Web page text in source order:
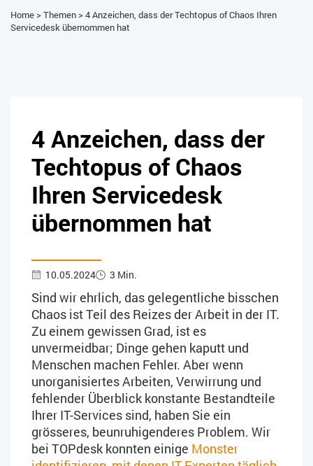
Home>Themen>4 Anzeichen, dass der Techtopus of Chaos Ihren
Servicedesk übernommen hat
4 Anzeichen, dass der
Techtopus of Chaos
Ihren Servicedesk
übernommen hat
10.05.2024 3 Min.
Sind wir ehrlich, das gelegentliche bisschen
Chaos ist Teil des Reizes der Arbeit in der IT.
Zu einem gewissen Grad, ist es
unvermeidbar; Dinge gehen kaputt und
Menschen machen Fehler. Aber wenn
unorganisiertes Arbeiten, Verwirrung und
fehlender Überblick konstante Bestandteile
Ihrer IT-Services sind, haben Sie ein
grösseres, beunruhigenderes Problem. Wir
bei TOPdesk konnten einige Monster